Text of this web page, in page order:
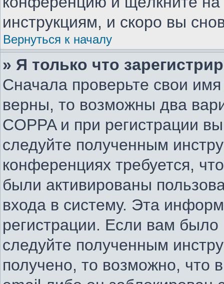
инструкциям, и скоро вы
Вернуться к началу
» Я только что
Сначала проверьте свои
верны, то возможны два
COPPA и при регистрации
следуйте полученным
конференциях требуется,
были активированы
входа в систему. Эта
регистрации. Если вам
следуйте полученным
получено, то возможно, что